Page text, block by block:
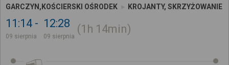
GARCZYN,KOŚCIERSKI OŚRODEK KROJANTY, SKRZYŻOWANIE
11:14
09 sierpnia
12:28
09 sierpnia
1h 14min